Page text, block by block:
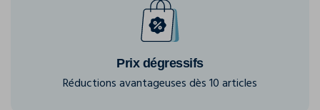
Prix dégressifs
Réductions avantageuses dès 10 articles